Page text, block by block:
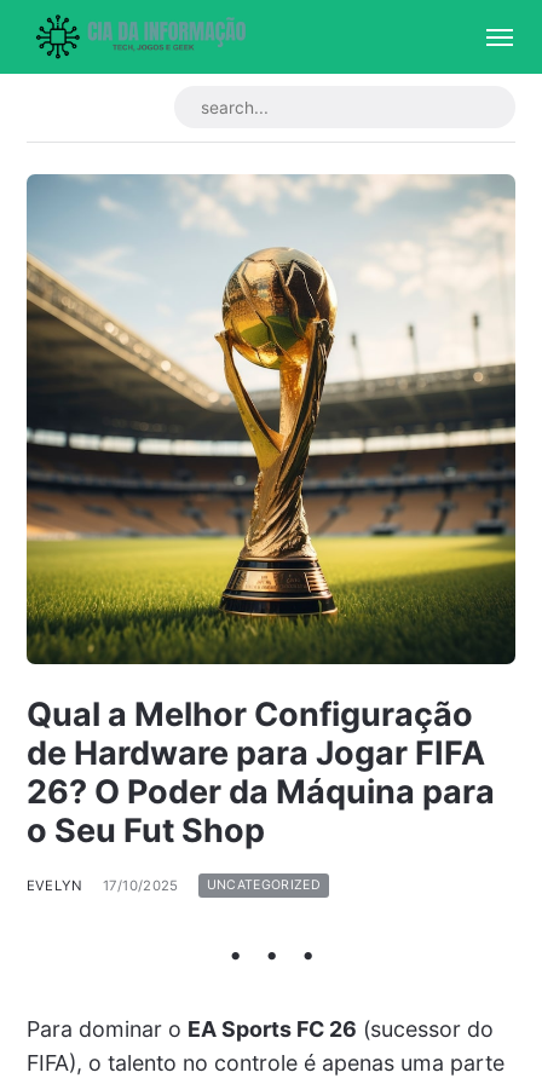
Qual a Melhor Configuração
de Hardware para Jogar FIFA
26? O Poder da Máquina para
o Seu Fut Shop
EVELYN 17/10/2025 UNCATEGORIZED
Para dominar o EA Sports FC 26 (sucessor do
FIFA), o talento no controle é apenas uma parte